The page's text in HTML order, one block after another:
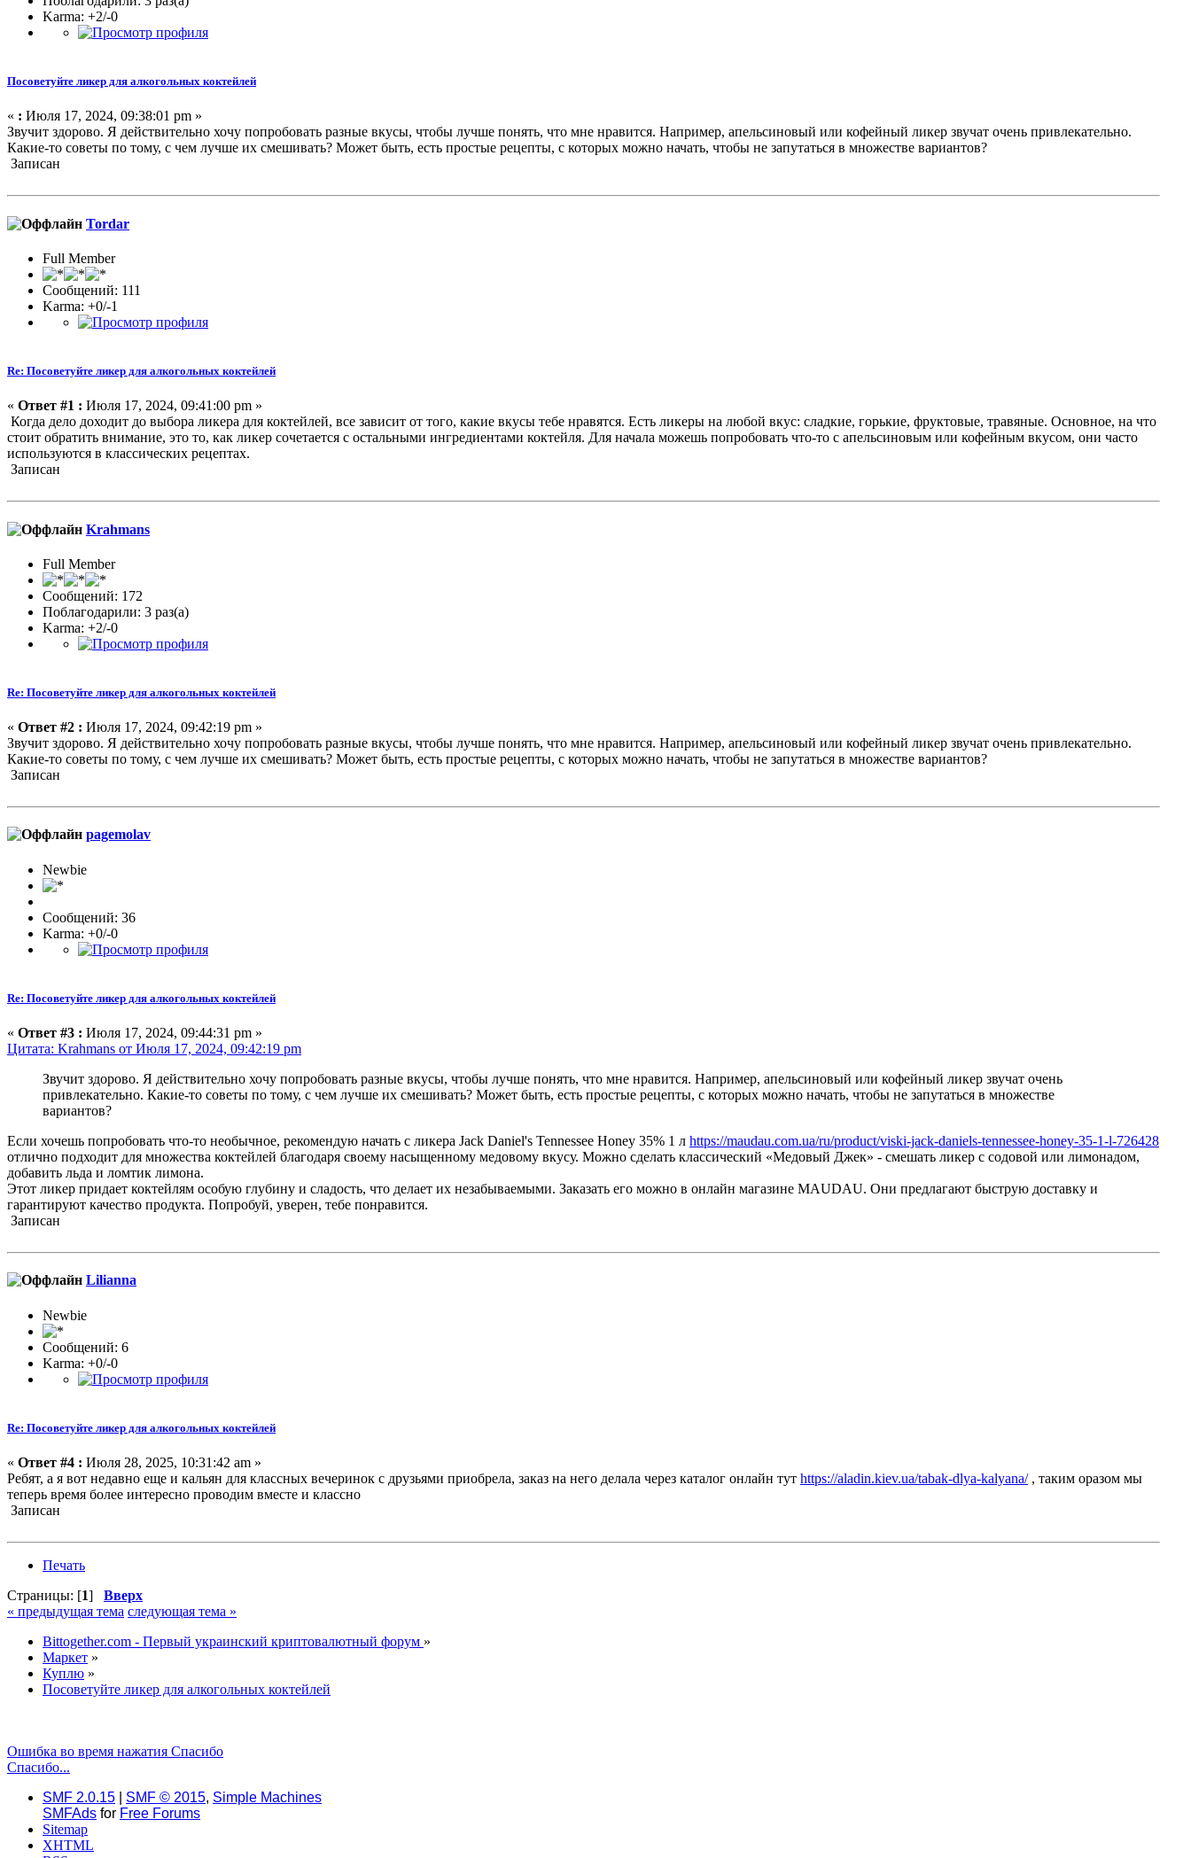
Karma: +2/-0
Посоветуйте ликер для алкогольных коктейлей
« : Июля 17, 2024, 09:38:01 pm »
Звучит здорово. Я действительно хочу попробовать разные вкусы, чтобы лучше понять, что мне нравится. Например, апельсиновый или кофейный ликер звучат очень привлекательно.
Какие-то советы по тому, с чем лучше их смешивать? Может быть, есть простые рецепты, с которых можно начать, чтобы не запутаться в множестве вариантов?
Записан
Tordar
Full Member
Сообщений: 111
Karma: +0/-1
Re: Посоветуйте ликер для алкогольных коктейлей
« Ответ #1 : Июля 17, 2024, 09:41:00 pm »
Когда дело доходит до выбора ликера для коктейлей, все зависит от того, какие вкусы тебе нравятся. Есть ликеры на любой вкус: сладкие, горькие, фруктовые, травяные. Основное, на что
стоит обратить внимание, это то, как ликер сочетается с остальными ингредиентами коктейля. Для начала можешь попробовать что-то с апельсиновым или кофейным вкусом, они часто
используются в классических рецептах.
Записан
Krahmans
Full Member
Сообщений: 172
Поблагодарили: 3 раз(а)
Karma: +2/-0
Re: Посоветуйте ликер для алкогольных коктейлей
« Ответ #2 : Июля 17, 2024, 09:42:19 pm »
Звучит здорово. Я действительно хочу попробовать разные вкусы, чтобы лучше понять, что мне нравится. Например, апельсиновый или кофейный ликер звучат очень привлекательно.
Какие-то советы по тому, с чем лучше их смешивать? Может быть, есть простые рецепты, с которых можно начать, чтобы не запутаться в множестве вариантов?
Записан
pagemolav
Newbie
Сообщений: 36
Karma: +0/-0
Re: Посоветуйте ликер для алкогольных коктейлей
« Ответ #3 : Июля 17, 2024, 09:44:31 pm »
Цитата: Krahmans от Июля 17, 2024, 09:42:19 pm
Звучит здорово. Я действительно хочу попробовать разные вкусы, чтобы лучше понять, что мне нравится. Например, апельсиновый или кофейный ликер звучат очень
привлекательно. Какие-то советы по тому, с чем лучше их смешивать? Может быть, есть простые рецепты, с которых можно начать, чтобы не запутаться в множестве
вариантов?
Если хочешь попробовать что-то необычное, рекомендую начать с ликера Jack Daniel's Tennessee Honey 35% 1 л https://maudau.com.ua/ru/product/viski-jack-daniels-tennessee-honey-35-1-l-726428
отлично подходит для множества коктейлей благодаря своему насыщенному медовому вкусу. Можно сделать классический «Медовый Джек» - смешать ликер с содовой или лимонадом,
добавить льда и ломтик лимона.
Этот ликер придает коктейлям особую глубину и сладость, что делает их незабываемыми. Заказать его можно в онлайн магазине MAUDAU. Они предлагают быструю доставку и
гарантируют качество продукта. Попробуй, уверен, тебе понравится.
Записан
Lilianna
Newbie
Сообщений: 6
Karma: +0/-0
Re: Посоветуйте ликер для алкогольных коктейлей
« Ответ #4 : Июля 28, 2025, 10:31:42 am »
Ребят, а я вот недавно еще и кальян для классных вечеринок с друзьями приобрела, заказ на него делала через каталог онлайн тут https://aladin.kiev.ua/tabak-dlya-kalyana/, таким оразом мы
теперь время более интересно проводим вместе и классно
Записан
Печать
Страницы: [1] Вверх
« предыдущая тема следующая тема »
Bittogether.com - Первый украинский криптовалютный форум »
Маркет »
Куплю »
Посоветуйте ликер для алкогольных коктейлей
Ошибка во время нажатия Спасибо
Спасибо...
SMF 2.0.15
SMF © 2015, Simple Machines
SMFAds for Free Forums
Sitemap
XHTML